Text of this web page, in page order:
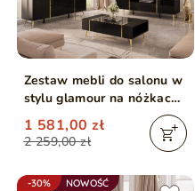
Zestaw mebli do salonu w
stylu glamour na nóżkach
Lunelie Czarny połysk
2 259,00 zł
1 581,00 zł
-30% NOWOŚĆ